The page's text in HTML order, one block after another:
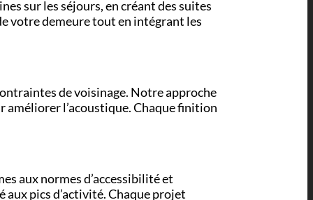
sur les séjours, en créant des suites
votre demeure tout en intégrant les
de voisinage. Notre approche
améliorer l’acoustique. Chaque finition
aux normes d’accessibilité et
aux pics d’activité. Chaque projet